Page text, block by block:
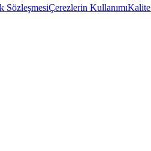
SözleşmesiÇerezlerin KullanımıKalite